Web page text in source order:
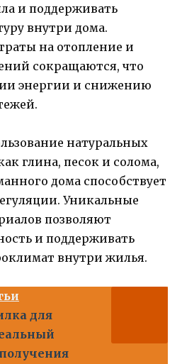
и поддерживать
внутри дома.
на отопление и
сокращаются, что
энергии и снижению
натуральных
глина, песок и солома,
дома способствует
Уникальные
позволяют
и поддерживать
внутри жилья.
для